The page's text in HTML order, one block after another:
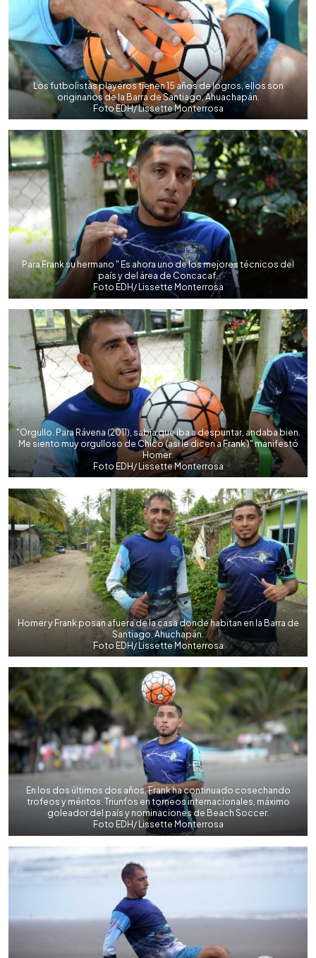
Los futbolistas playeros tienen 15 años de logros, ellos son
originarios de la Barra de Santiago, Ahuachapán.
Foto EDH/ Lissette Monterrosa
Para Frank su hermano " Es ahora uno de los mejores técnicos del
país y del área de Concacaf.
Foto EDH/ Lissette Monterrosa
"Orgullo. Para Rávena (2011), sabía que iba a despuntar, andaba bien.
Me siento muy orgulloso de Chico (asi le dicen a Frank )" manifestó
Homer.
Foto EDH/ Lissette Monterrosa
Homer y Frank posan afuera de la casa donde habitan en la Barra de
Santiago, Ahuchapán.
Foto EDH/ Lissette Monterrosa
En los dos últimos dos años, Frank ha continuado cosechando
trofeos y méritos. Triunfos en torneos internacionales, máximo
goleador del país y nominaciones de Beach Soccer.
Foto EDH/ Lissette Monterrosa